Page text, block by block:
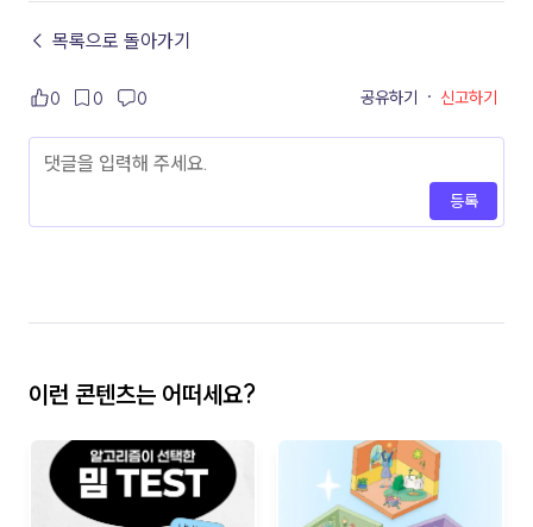
← 목록으로 돌아가기
0 0 0 공유하기 · 신고하기
등록
이런 콘텐츠는 어떠세요?